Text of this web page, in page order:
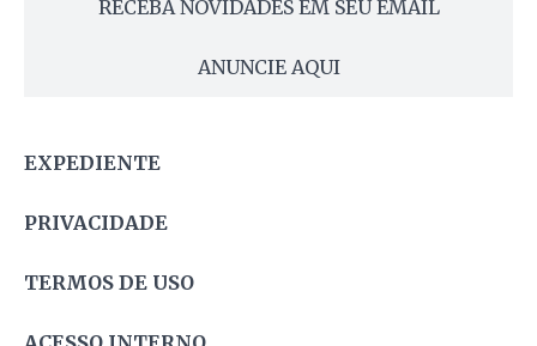
RECEBA NOVIDADES EM SEU EMAIL
ANUNCIE AQUI
EXPEDIENTE
PRIVACIDADE
TERMOS DE USO